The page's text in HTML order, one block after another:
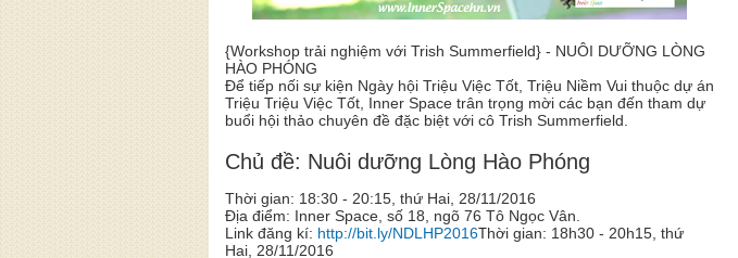
{Workshop trải nghiệm với Trish Summerfield} - NUÔI DƯỠNG LÒNG
HÀO PHÓNG
Để tiếp nối sự kiện Ngày hội Triệu Việc Tốt, Triệu Niềm Vui thuộc dự án
Triệu Triệu Việc Tốt, Inner Space trân trọng mời các bạn đến tham dự
buổi hội thảo chuyên đề đặc biệt với cô Trish Summerfield.
Chủ đề: Nuôi dưỡng Lòng Hào Phóng
Thời gian: 18:30 - 20:15, thứ Hai, 28/11/2016
Địa điểm: Inner Space, số 18, ngõ 76 Tô Ngọc Vân.
Link đăng kí: http://bit.ly/NDLHP2016Thời gian: 18h30 - 20h15, thứ
Hai, 28/11/2016